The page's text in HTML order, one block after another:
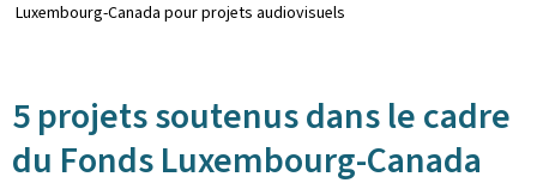
Luxembourg-Canada pour projets audiovisuels
5 projets soutenus dans le cadre
du Fonds Luxembourg-Canada